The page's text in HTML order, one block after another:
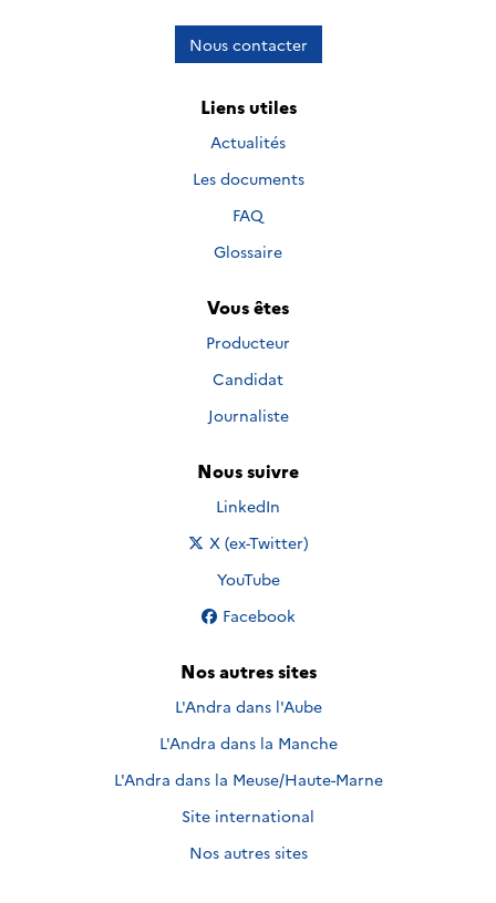
Nous contacter
Liens utiles
Actualités
Les documents
FAQ
Glossaire
Vous êtes
Producteur
Candidat
Journaliste
Nous suivre
Nous suivre sur
LinkedIn
Nous suivre sur
X (ex-Twitter)
Nous suivre sur
YouTube
Nous suivre sur
Facebook
Nos autres sites
L'Andra dans l'Aube
L'Andra dans la Manche
L'Andra dans la Meuse/Haute-Marne
Site international
Nos autres sites